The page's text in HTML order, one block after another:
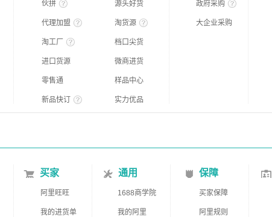
伙拼 源头好货
代理加盟 淘货源
淘工厂 档口尖货
进口货源 微商进货
零售通 样品中心
新品快订 实力优品
政府采购
大企业采购
买家
阿里旺旺
我的进货单
通用
1688商学院
我的阿里
保障
买家保障
阿里规则